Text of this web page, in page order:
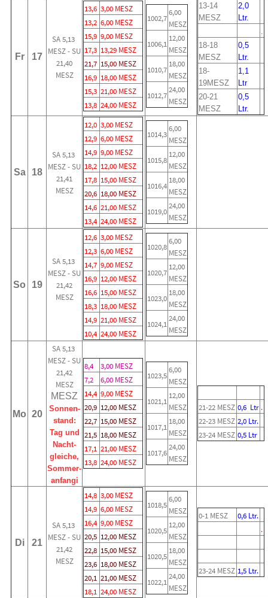
Fr 17
SA 5,13
MESZ - SU
21,40
MESZ
13,6 3,00 MESZ
13,2 6,00 MESZ
15,9 9,00 MESZ
17,3 13,29 MESZ
21,7 15,00 MESZ
16,9 18,00 MESZ
15,3 21,00 MESZ
13,8 24,00 MESZ
1002,7
6,00
MESZ
1006,1
12,00
MESZ
1010,7
18,00
MESZ
1012,7
24,00
MESZ
13-14
MESZ
2,0
Ltr.
.
18-18
MESZ
0,5
Ltr.
18-
19MESZ
1,1
Ltr
20-21
MESZ
0,5
Ltr.
Sa 18
SA 5,13
MESZ - SU
21,41
MESZ
12,0 3,00 MESZ
12,9 6,00 MESZ
14,9 9,00 MESZ
18,2 12,00 MESZ
17,8 15,00 MESZ
20,6 18,00 MESZ
14,6 21,00 MESZ
13,4 24,00 MESZ
1014,3
6,00
MESZ
1015,8
12,00
MESZ
1016,4
18,00
MESZ
1019,0
24,00
MESZ
So 19
SA 5,13
MESZ - SU
21,42
MESZ
12,6 3,00 MESZ
12,3 6,00 MESZ
14,7 9,00 MESZ
16,9 12,00 MESZ
16,6 15,00 MESZ
18,3 18,00 MESZ
14,9 21,00 MESZ
10,4 24,00 MESZ
1020,8
6,00
MESZ
1020,7
12,00
MESZ
1023,0
18,00
MESZ
1024,1
24,00
MESZ
Mo 20
SA 5,13
MESZ - SU
21,42
MESZ
MESZ
Sonnen-
stand:
Tag und
Nacht-
gleiche,
Sommer-
anfangi
8,4
3,00 MESZ
7,2
6,00 MESZ
14,4 9,00 MESZ
20,9 12,00 MESZ
22,7 15,00 MESZ
21,5 18,00 MESZ
17,1 21,00 MESZ
13,8 24,00 MESZ
1023,5
6,00
MESZ
1021,1
12,00
MESZ
1017,1
18,00
MESZ
1017,6
24,00
MESZ
21-22 MESZ 0,6 Ltr .
22-23 MESZ 2,0 Ltr.
23-24 MESZ 0,5 Ltr
Di 21
SA 5,13
MESZ - SU
21,42
MESZ
14,8 3,00 MESZ
14,9 6,00 MESZ
16,4 9,00 MESZ
20,5 12,00 MESZ
22,8 15,00 MESZ
23,6 18,00 MESZ
20,1 21,00 MESZ
18,1 24,00 MESZ
1018,5
6,00
MESZ
1020,5
12,00
MESZ
1020,5
18,00
MESZ
1022,1
24,00
MESZ
0-1 MESZ
0,6 Ltr.
.
23-24 MESZ 1,5 Ltr.